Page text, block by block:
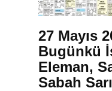
27 Mayıs
Bugünkü
Eleman,
Sabah